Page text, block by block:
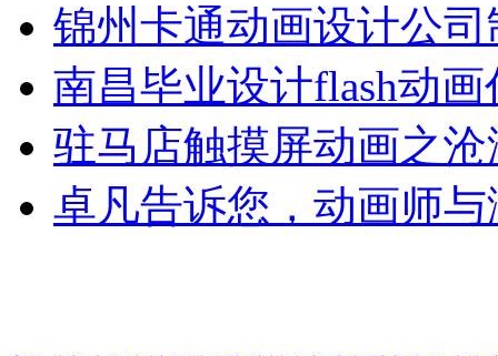
锦州卡通动画设计公
南昌毕业设计flash动
驻马店触摸屏动画之
卓凡告诉您，动画师